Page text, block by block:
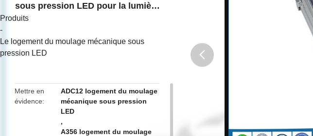
sous pression LED pour la lumière
Produits
-
Le logement du moulage mécanique sous
pression LED
Mettre en
évidence
ADC12 logement du moulage
mécanique sous pression
LED
,
A356 logement du moulage